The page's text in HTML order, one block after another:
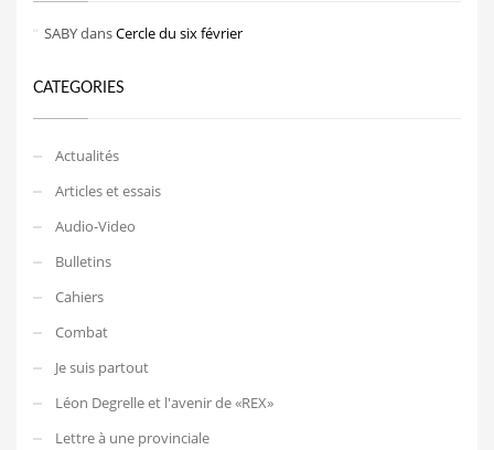
SABYdansCercle du six février
CATEGORIES
Actualités
Articles et essais
Audio-Video
Bulletins
Cahiers
Combat
Je suis partout
Léon Degrelle et l'avenir de «REX»
Lettre à une provinciale